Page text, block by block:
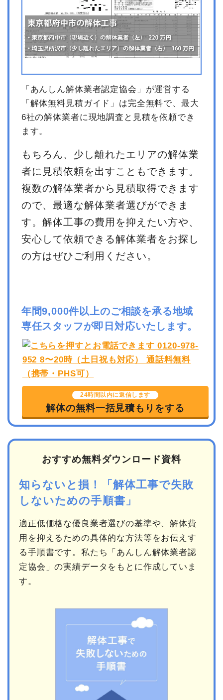
「あんしん解体業者認定協会」が運営する
「解体無料見積ガイド」は完全無料で、最大
6社の解体業者に現地調査と見積を依頼でき
ます。
もちろん、少し離れたエリアの解体業
者に見積依頼を出すこともできます。
複数の解体業者から見積取得できます
ので、最適な解体業者選びができま
す。解体工事の費用を抑えたい方や、
安心して依頼できる解体業者をお探し
の方はぜひご利用ください。
年間9,000件以上のご相談を承る地域
専任スタッフが即日対応いたします。
24時間以内に返信します
解体の無料一括見積もりをする
おすすめ無料ダウンロード資料
知らないと損！「解体工事で失敗
しないための手順書」
適正低価格な優良業者選びの基準や、解体費
用を抑えるための具体的な方法等をお伝えす
る手順書です。私たち「あんしん解体業者認
定協会」の実績データをもとに作成していま
す。